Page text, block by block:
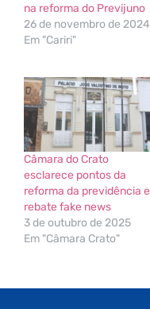
na reforma do Previjuno
26 de novembro de 2024
Em "Cariri"
Câmara do Crato
esclarece pontos da
reforma da previdência e
rebate fake news
3 de outubro de 2025
Em "Câmara Crato"